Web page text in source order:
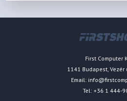
First Computer
1141 Budapest, Vezér
Email:
Tel: +36 1 444-